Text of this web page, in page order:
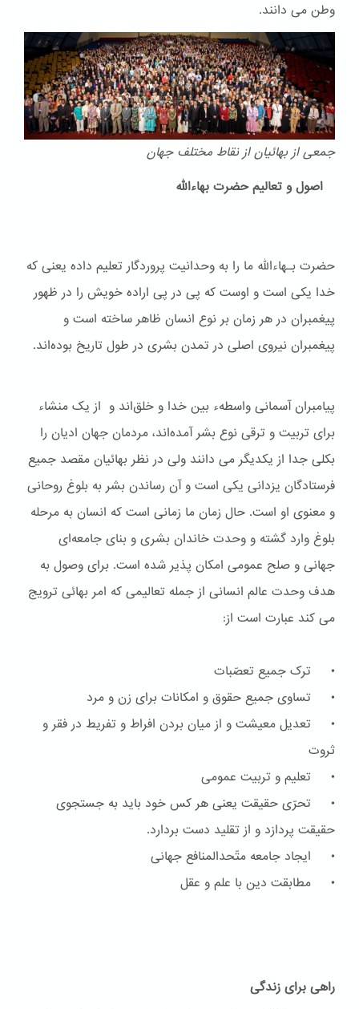
وطن می دانند.
جمعی از بهائیان از نقاط مختلف جهان
اصول و تعالیم حضرت بهاءالله
حضرت بـهاءالله ما را به وحدانیت پروردگار تعلیم داده یعنی که
خدا یکی است و اوست که پی در پی اراده خویش را در ظهور
پیغمبران در هر زمان بر نوع انسان ظاهر ساخته است و
پیغمبران نیروی اصلی در تمدن بشری در طول تاریخ بوده‌اند.
پیامبران آسمانی واسطهء بین خدا و خلق‌اند و از یک منشاء
برای تربیت و ترقی نوع بشر آمده‌اند، مردمان جهان ادیان را
بکلی جدا از یکدیگر می دانند ولی در نظر بهائیان مقصد جمیع
فرستادگان یزدانی یکی است و آن رساندن بشر به بلوغ روحانی
و معنوی او است. حال زمان ما زمانی است که انسان به مرحله
بلوغ وارد گشته و وحدت خاندان بشری و بنای جامعه‌ای
جهانی و صلح عمومی امکان پذیر شده است. برای وصول به
هدف وحدت عالم انسانی از جمله تعالیمی که امر بهائی ترویج
می کند عبارت است از:
• ترک جمیع تعصّبات
• تساوی جمیع حقوق و امکانات برای زن و مرد
• تعدیل معیشت و از میان بردن افراط و تفریط در فقر و
ثروت
• تعلیم و تربیت عمومی
• تحرّی حقیقت یعنی هر کس خود باید به جستجوی
حقیقت پردازد و از تقلید دست بردارد.
• ایجاد جامعه متّحدالمنافع جهانی
• مطابقت دین با علم و عقل
راهی برای زندگی